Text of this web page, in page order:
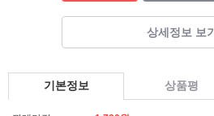
상세정보 보기
기본정보 상품평